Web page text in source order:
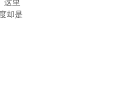
这里
却是